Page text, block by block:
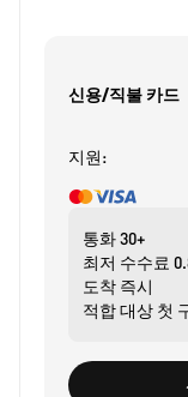
신용/직불 카드
지원:
통화30+
최저 수수료
도착 즉시
적합 대상 첫